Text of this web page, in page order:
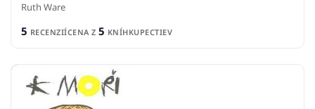
Ruth Ware
5 RECENZIÍCENA Z 5 KNÍHKUPECTIEV